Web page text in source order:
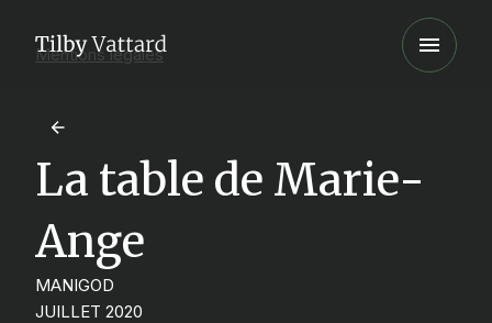
Mentions légales
La table de Marie-
Ange
MANIGOD
JUILLET 2020